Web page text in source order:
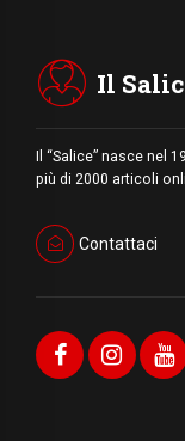
Il
Il “Salice” nasce nel
più di 2000 articoli
Contattaci